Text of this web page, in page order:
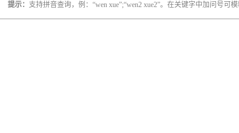
提示： 支持拼音查询，例：“wen xue”;“wen2 xue2”。在关键字中加问号可模